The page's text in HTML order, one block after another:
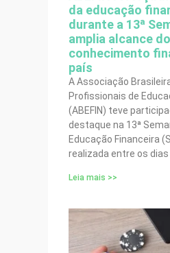
da educação
durante a 13ª
amplia alcance do
conhecimento
país
A Associação
Profissionais de
(ABEFIN) teve
destaque na 13ª
Educação Financeira
realizada entre os dias
Leia mais >>